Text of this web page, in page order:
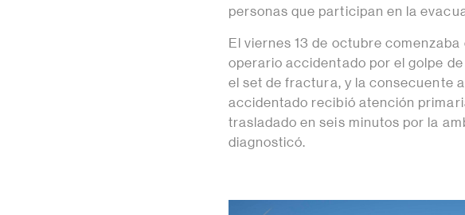
personas que participan en la
El viernes 13 de octubre
operario accidentado por el golpe
el set de fractura, y la consecuente
accidentado recibió atención
trasladado en seis minutos por la
diagnosticó.